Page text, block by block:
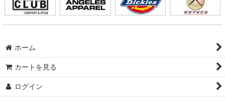
ホーム
カートを見る
ログイン